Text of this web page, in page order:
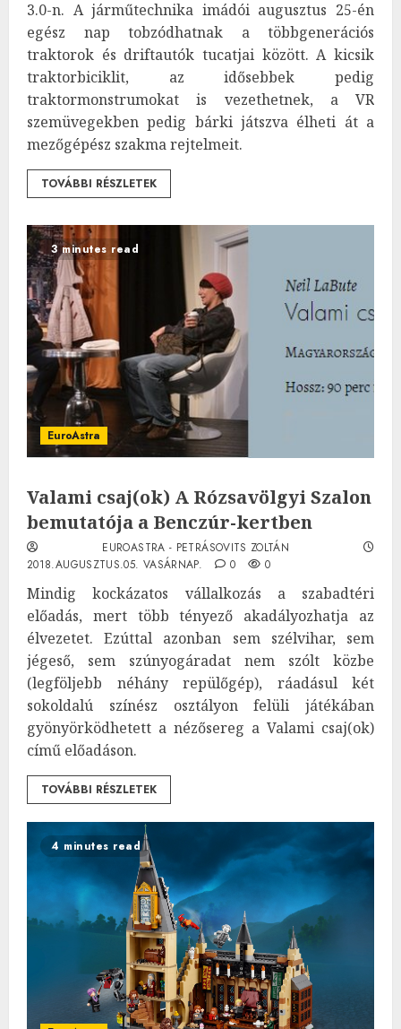
3.0-n. A járműtechnika imádói augusztus 25-én
egész nap tobzódhatnak a többgenerációs
traktorok és driftautók tucatjai között. A kicsik
traktorbiciklit, az idősebbek pedig
traktormonstrumokat is vezethetnek, a VR
szemüvegekben pedig bárki játszva élheti át a
mezőgépész szakma rejtelmeit.
TOVÁBBI RÉSZLETEK
3 minutes read
EuroAstra
Valami csaj(ok) A Rózsavölgyi Szalon
bemutatója a Benczúr-kertben
EUROASTRA - PETRÁSOVITS ZOLTÁN
2018.AUGUSZTUS.05. VASÁRNAP.
0 0
Mindig kockázatos vállalkozás a szabadtéri
előadás, mert több tényező akadályozhatja az
élvezetet. Ezúttal azonban sem szélvihar, sem
jégeső, sem szúnyogáradat nem szólt közbe
(legföljebb néhány repülőgép), ráadásul két
sokoldalú színész osztályon felüli játékában
gyönyörködhetett a nézősereg a Valami csaj(ok)
című előadáson.
TOVÁBBI RÉSZLETEK
4 minutes read